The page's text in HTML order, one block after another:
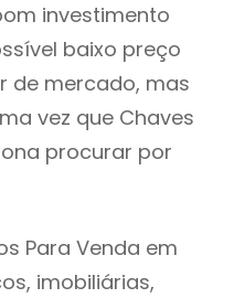
investimento
baixo preço
de mercado, mas
vez que Chaves
procurar por
Para Venda em
imobiliárias,